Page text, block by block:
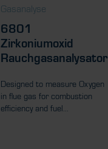
Gasanalyse
6801
Zirkoniumoxid
Rauchgasanalysator
Designed to measure Oxygen
in flue gas for combustion
efficiency and fuel...